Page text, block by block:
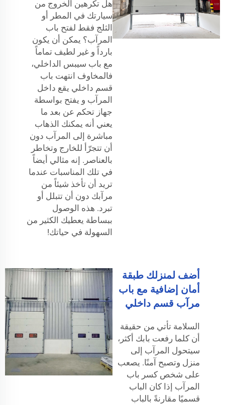
هل تكرهين الخروج من
سيارتك في المطر أو
الثلج فقط لفتح باب
المرآب؟ يمكن أن يكون
بارداً و غير لطيف تماماً
مع باب سيبس الداخلي،
فالمخاوف انتهت باب
قسم داخلي يقع داخل
المرآب و يفتح بواسطة
جهاز تحكم عن بعد ما
يعني أنه يمكنك الذهاب
مباشرة إلى المرآب دون
أن تتجرّأ للخارج وتخاطر
بالعناصر. إنه مثالي أيضاً
في تلك المناسبات عندما
تريد أن تأخذ شيئاً من
مرآبك دون أن تتبلل أو
تبرد. هذه الوصول
ببساطة يعطيك الكثير من
السهولة في حياتك!
أضف لمنزلك طبقة
أمان إضافية مع باب
مرآب قسم داخلي
السلامة تأتي من حقيقة
أن كلما رفعت بابك أكثر،
سيتحول المرآب إلى
منزل وتصبح آمنًا. يصعب
على شخص كسر باب
المرآب إذا كان الباب
قسميًا مقارنةً بالباب